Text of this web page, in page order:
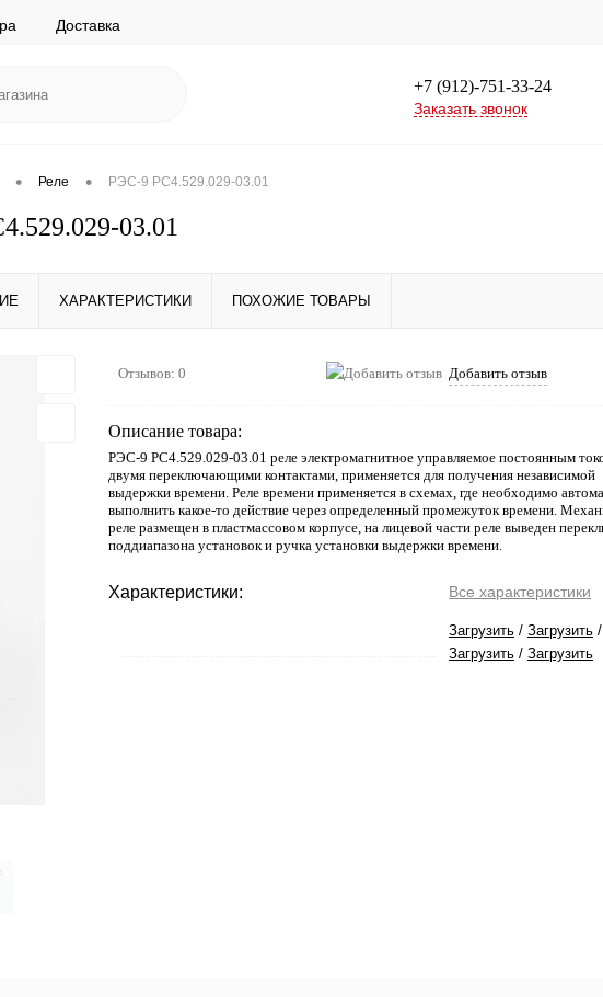
Доставка
+7 (912)-751-33-24
Заказать звонок
• Реле • РЭС-9 РС4.529.029-03.01
03.01
ХАРАКТЕРИСТИКИ ПОХОЖИЕ ТОВАРЫ
Отзывов: 0 Добавить отзыв
Описание товара:
РЭС-9 РС4.529.029-03.01 реле электромагнитное управляемое постоянным
двумя переключающими контактами, применяется для получения независимой
выдержки времени. Реле времени применяется в схемах, где необходимо
выполнить какое-то действие через определенный промежуток времени.
реле размещен в пластмассовом корпусе, на лицевой части реле выведен
поддиапазона установок и ручка установки выдержки времени.
Характеристики: Все характеристики
Загрузить / Загрузить /
Загрузить / Загрузить